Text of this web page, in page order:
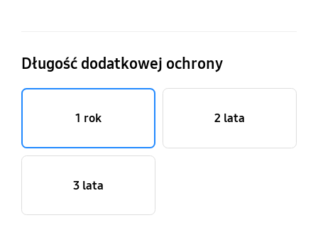
Długość dodatkowej ochrony
1 rok 2 lata
3 lata